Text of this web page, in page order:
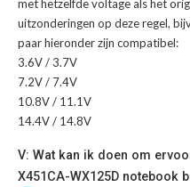
met hetzelfde voltage als het
uitzonderingen op deze regel,
paar hieronder zijn compatibel:
3.6V / 3.7V
7.2V / 7.4V
10.8V / 11.1V
14.4V / 14.8V
V: Wat kan ik doen om
X451CA-WX125D notebook